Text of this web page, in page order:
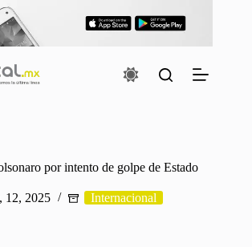
por intento de golpe de Estado
12, 2025 Internacional